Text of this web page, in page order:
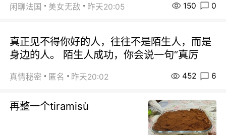
闲聊法国 美女无敌 昨天20:05 150 0
真正见不得你好的人，往往不是陌生人，而是
身边的人。 陌生人成功，你会说一句“真厉
真情秘密 匿名 昨天20:02 452 6
再整一个tiramisù